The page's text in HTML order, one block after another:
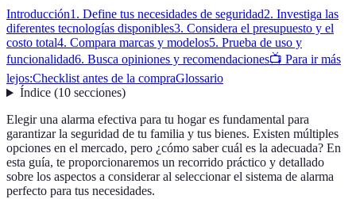
Introducción1. Define tus necesidades de seguridad2. Investiga las
diferentes tecnologías disponibles3. Considera el presupuesto y el
costo total4. Compara marcas y modelos5. Prueba de uso y
funcionalidad6. Busca opiniones y recomendaciones📺 Para ir más
lejos:Checklist antes de la compraGlossario
Índice(10 secciones)
Elegir una alarma efectiva para tu hogar es fundamental para
garantizar la seguridad de tu familia y tus bienes. Existen múltiples
opciones en el mercado, pero ¿cómo saber cuál es la adecuada? En
esta guía, te proporcionaremos un recorrido práctico y detallado
sobre los aspectos a considerar al seleccionar el sistema de alarma
perfecto para tus necesidades.